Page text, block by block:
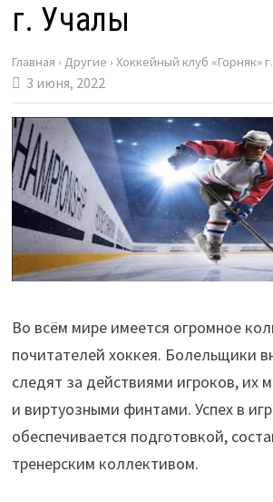
г. Учалы
Главная › Другие › Хоккейный клуб «Горняк»
3 июня, 2022
Во всём мире имеется огромное
почитателей хоккея. Болельщики
следят за действиями игроков, их
и виртуозными финтами. Успех в
обеспечивается подготовкой,
тренерским коллективом.